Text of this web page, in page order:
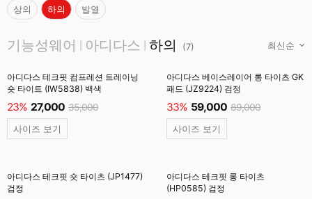
상의 하의 발열
기능성웨어 아디다스 하의 (7)
아디다스 테크핏 컴프레션 트레이닝
숏 타이트 (IW5838) 백색
23% 27,000 35,000
사이즈 보기
아디다스 베이스레이어 롱 타이츠 GK
패드 (JZ9224) 검정
33% 59,000 89,000
사이즈 보기
아디다스 테크핏 숏 타이츠 (JP1477)
검정
아디다스 테크핏 롱 타이츠
(HP0585) 검정